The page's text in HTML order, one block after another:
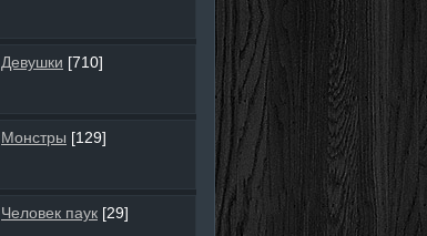
Девушки [710]
Монстры [129]
Человек паук [29]